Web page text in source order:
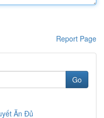
Report Page
Go
Ăn Đủ